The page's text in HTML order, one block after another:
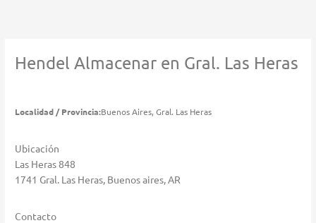
HendelAlmacenar en Gral. Las Heras
Localidad / Provincia:Buenos Aires, Gral. Las Heras
Ubicación
Las Heras 848
1741 Gral. Las Heras, Buenos aires, AR
Contacto